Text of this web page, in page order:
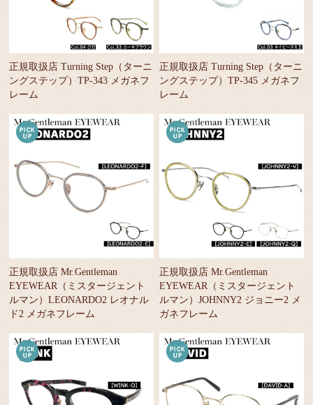
正規取扱店 Turning Step（ターニ
ングステップ）TP-343 メガネフ
レーム
正規取扱店 Turning Step（ターニ
ングステップ）TP-345 メガネフ
レーム
正規取扱店 Mr.Gentleman
EYEWEAR（ミスタージェント
ルマン）LEONARDO2 レオナル
ド2 メガネフレーム
正規取扱店 Mr.Gentleman
EYEWEAR（ミスタージェント
ルマン）JOHNNY2 ジョニー2 メ
ガネフレーム